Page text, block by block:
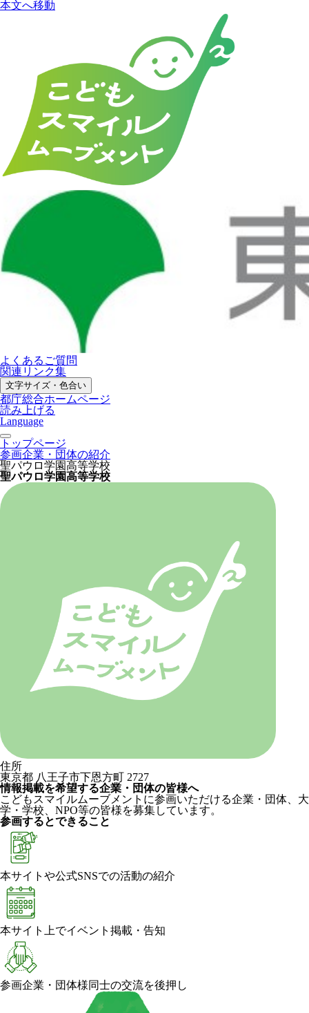
本文へ移動
よくあるご質問
関連リンク集
文字サイズ・色合い
都庁総合ホームページ
読み上げる
Language
トップページ
参画企業・団体の紹介
聖パウロ学園高等学校
聖パウロ学園高等学校
住所
東京都 八王子市下恩方町 2727
情報掲載を希望する企業・団体の皆様へ
こどもスマイルムーブメントに参画いただける企業・団体、大
学・学校、NPO等の皆様を募集しています。
参画するとできること
本サイトや公式SNSでの活動の紹介
本サイト上でイベント掲載・告知
参画企業・団体様同士の交流を後押し